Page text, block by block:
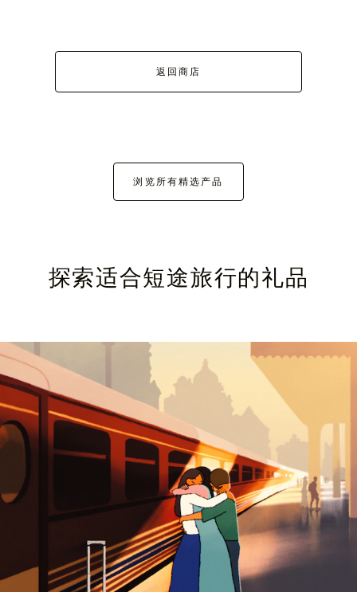
返回商店
浏览所有精选产品
探索适合短途旅行的礼品